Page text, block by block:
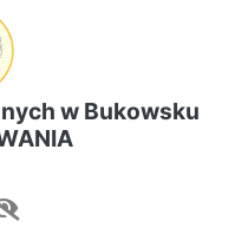
w Bukowsku